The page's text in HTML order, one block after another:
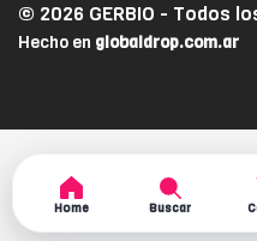
© 2026 GERBIO - Todos
Hecho en globaldrop.com.ar
Home Buscar